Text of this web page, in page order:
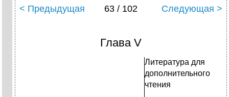
< Предыдущая 63 / 102 Следующая >
Глава V
Литература для
дополнительного
чтения